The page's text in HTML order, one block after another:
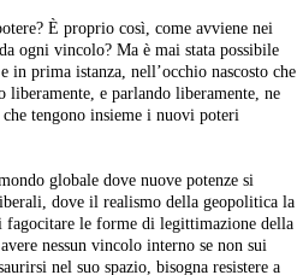
È proprio così, come avviene nei
ogni vincolo? Ma è mai stata possibile
prima istanza, nell’occhio nascosto che
e parlando liberamente, ne
tengono insieme i nuovi poteri
globale dove nuove potenze si
dove il realismo della geopolitica la
fagocitare le forme di legittimazione della
nessun vincolo interno se non sui
nel suo spazio, bisogna resistere a